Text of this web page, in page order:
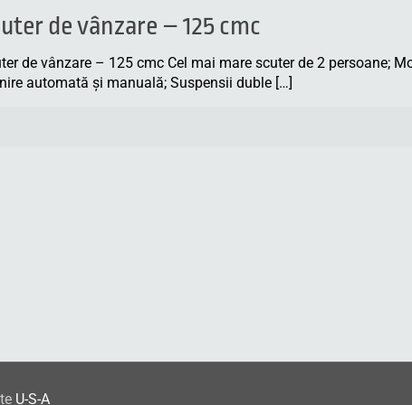
de vânzare – 125 cmc
de vânzare – 125 cmc Cel mai mare scuter de 2 persoane;
automată şi manuală; Suspensii duble[…]
U-S-A